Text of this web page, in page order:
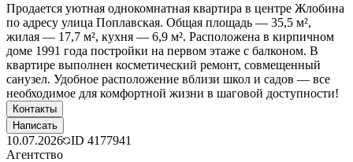
Продается уютная однокомнатная квартира в центре Жлобина
по адресу улица Поплавская. Общая площадь — 35,5 м²,
жилая — 17,7 м², кухня — 6,9 м². Расположена в кирпичном
доме 1991 года постройки на первом этаже с балконом. В
квартире выполнен косметический ремонт, совмещенный
санузел. Удобное расположение вблизи школ и садов — все
необходимое для комфортной жизни в шаговой доступности!
Контакты
Написать
10.07.2026 ID 4177941
Агентство